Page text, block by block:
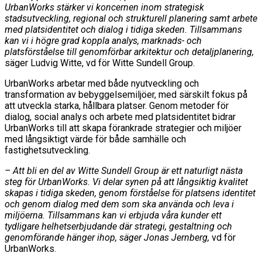
UrbanWorks stärker vi koncernen inom strategisk
stadsutveckling, regional och strukturell planering samt arbete
med platsidentitet och dialog i tidiga skeden. Tillsammans
kan vi i högre grad koppla analys, marknads- och
platsförståelse till genomförbar arkitektur och detaljplanering,
säger Ludvig Witte, vd för Witte Sundell Group.
UrbanWorks arbetar med både nyutveckling och
transformation av bebyggelsemiljöer, med särskilt fokus på
att utveckla starka, hållbara platser. Genom metoder för
dialog, social analys och arbete med platsidentitet bidrar
UrbanWorks till att skapa förankrade strategier och miljöer
med långsiktigt värde för både samhälle och
fastighetsutveckling.
– Att bli en del av Witte Sundell Group är ett naturligt nästa
steg för UrbanWorks. Vi delar synen på att långsiktig kvalitet
skapas i tidiga skeden, genom förståelse för platsens identitet
och genom dialog med dem som ska använda och leva i
miljöerna. Tillsammans kan vi erbjuda våra kunder ett
tydligare helhetserbjudande där strategi, gestaltning och
genomförande hänger ihop, säger Jonas Jernberg, vd för
UrbanWorks.